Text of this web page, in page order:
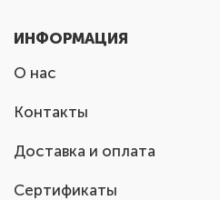
ИНФОРМАЦИЯ
О нас
Контакты
Доставка и оплата
Сертификаты